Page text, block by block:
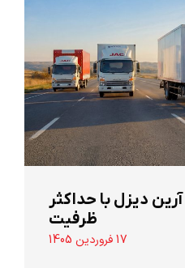
دیزل با حداکثر
ظرفیت
17 فروردین 1405